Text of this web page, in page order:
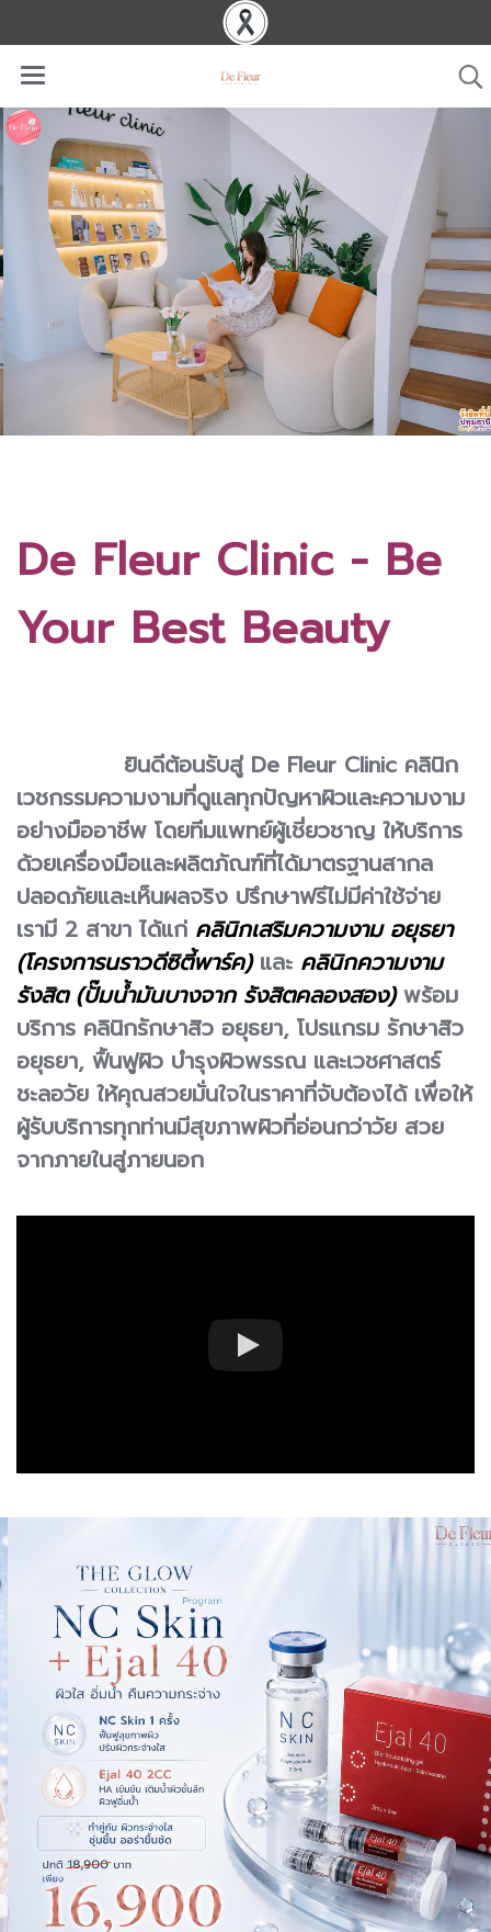
De Fleur Clinic - Be
Your Best Beauty
ยินดีต้อนรับสู่ De Fleur Clinic คลินิก
เวชกรรมความงามที่ดูแลทุกปัญหาผิวและความงาม
อย่างมืออาชีพ โดยทีมแพทย์ผู้เชี่ยวชาญ ให้บริการ
ด้วยเครื่องมือและผลิตภัณฑ์ที่ได้มาตรฐานสากล
ปลอดภัยและเห็นผลจริง ปรึกษาฟรีไม่มีค่าใช้จ่าย
เรามี 2 สาขา ได้แก่ คลินิกเสริมความงาม อยุธยา
(โครงการนราวดีซิตี้พาร์ค)และ คลินิกความงาม
รังสิต (ปั๊มน้ำมันบางจาก รังสิตคลองสอง)พร้อม
บริการ คลินิกรักษาสิว อยุธยา, โปรแกรม รักษาสิว
อยุธยา, ฟื้นฟูผิว บำรุงผิวพรรณ และเวชศาสตร์
ชะลอวัย ให้คุณสวยมั่นใจในราคาที่จับต้องได้ เพื่อให้
ผู้รับบริการทุกท่านมีสุขภาพผิวที่อ่อนกว่าวัย สวย
จากภายในสู่ภายนอก